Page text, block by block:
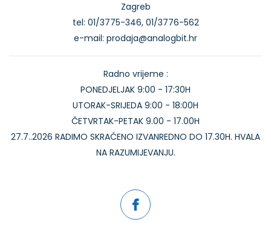
Zagreb
tel: 01/3775-346, 01/3776-562
e-mail: prodaja@analogbit.hr
Radno vrijeme :
PONEDJELJAK 9:00 - 17:30H
UTORAK-SRIJEDA 9:00 - 18:00H
ČETVRTAK-PETAK 9.00 - 17.00H
27.7..2026 RADIMO SKRAĆENO IZVANREDNO DO 17.30H. HVALA
NA RAZUMIJEVANJU.